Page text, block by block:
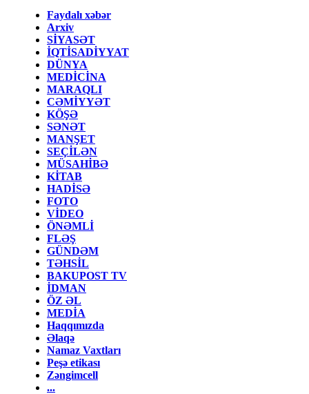
Faydalı xəbər
Arxiv
SİYASƏT
İQTİSADİYYAT
DÜNYA
MEDİCİNA
MARAQLI
CƏMİYYƏT
KÖŞƏ
SƏNƏT
MANŞET
SEÇİLƏN
MÜSAHİBƏ
KİTAB
HADİSƏ
FOTO
VİDEO
ÖNƏMLİ
FLƏŞ
GÜNDƏM
TƏHSİL
BAKUPOST TV
İDMAN
ÖZ ƏL
MEDİA
Haqqımızda
Əlaqə
Namaz Vaxtları
Peşə etikası
Zəngimcell
...